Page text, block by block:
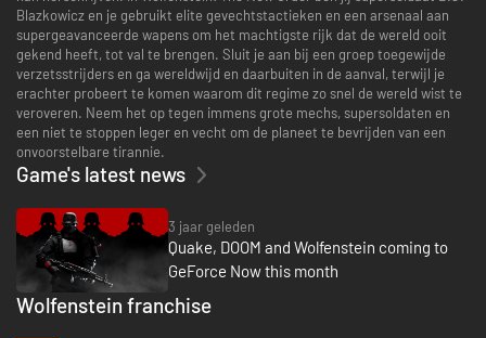
Blazkowicz en je gebruikt elite gevechtstactieken en een arsenaal aan
supergeavanceerde wapens om het machtigste rijk dat de wereld ooit
gekend heeft, tot val te brengen. Sluit je aan bij een groep toegewijde
verzetsstrijders en ga wereldwijd en daarbuiten in de aanval, terwijl je
erachter probeert te komen waarom dit regime zo snel de wereld wist te
veroveren. Neem het op tegen immens grote mechs, supersoldaten en
een niet te stoppen leger en vecht om de planeet te bevrijden van een
onvoorstelbare tirannie.
Game's latest news
3 jaar geleden
Quake, DOOM and Wolfenstein coming to
GeForce Now this month
Wolfenstein franchise